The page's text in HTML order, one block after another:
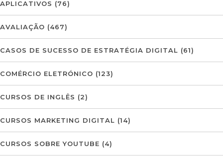
APLICATIVOS (76)
AVALIAÇÃO (467)
CASOS DE SUCESSO DE ESTRATÉGIA DIGITAL (61)
COMÉRCIO ELETRÓNICO (123)
CURSOS DE INGLÊS (2)
CURSOS MARKETING DIGITAL (14)
CURSOS SOBRE YOUTUBE (4)